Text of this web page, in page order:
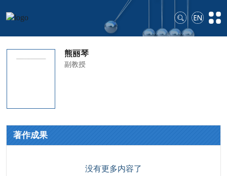
熊丽琴
副教授
著作成果
没有更多内容了